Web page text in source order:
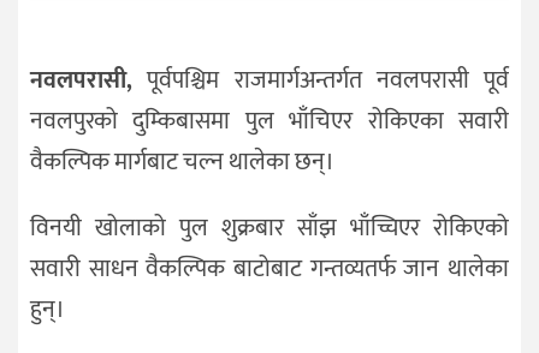
राजनीति
नवलपरासी, पूर्वपश्चिम राजमार्गअन्तर्गत नवलपरासी पूर्व
नवलपुरको दुम्किबासमा पुल भाँचिएर रोकिएका सवारी
वैकल्पिक मार्गबाट चल्न थालेका छन्।
विनयी खोला‍को पुल शुक्रबार साँझ भाँच्चिएर रोकिएको
सवारी साधन वैकल्पिक बाटोबाट गन्तव्यतर्फ जान थालेका
हुन्।